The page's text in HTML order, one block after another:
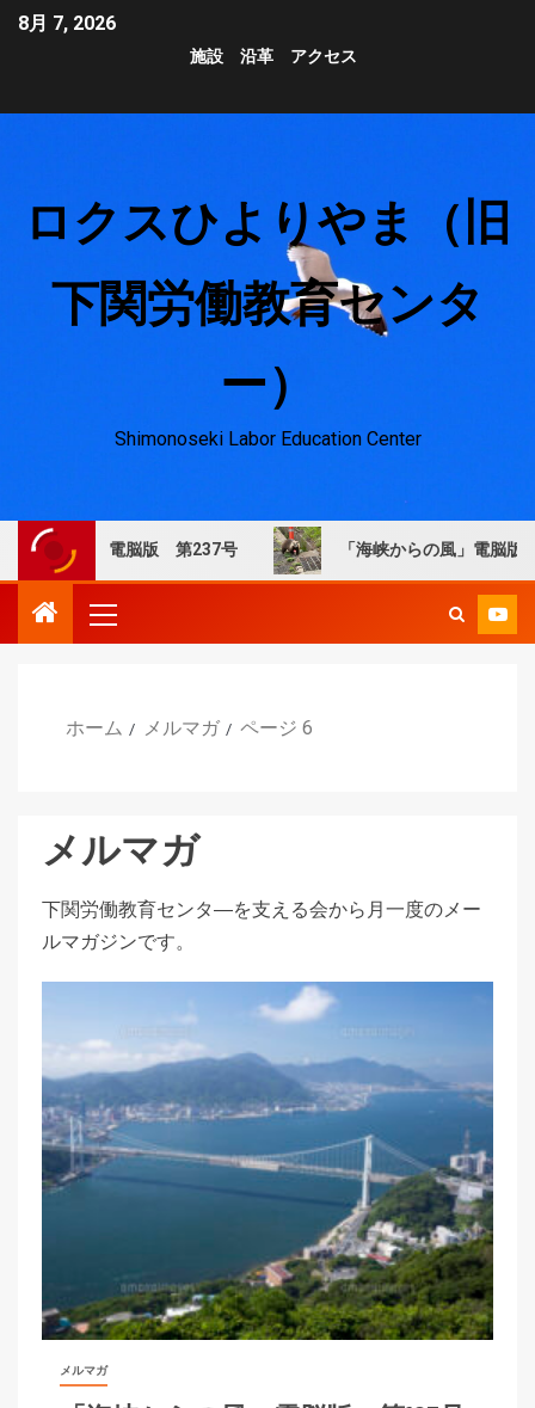
8月 7, 2026
施設 沿革 アクセス
ロクスひよりやま（旧
下関労働教育センタ
ー）
Shimonoseki Labor Education Center
風」電脳版 第237号 「海峡からの風」電脳版 第236
ホーム メルマガ ページ 6
メルマガ
下関労働教育センタ―を支える会から月一度のメー
ルマガジンです。
メルマガ